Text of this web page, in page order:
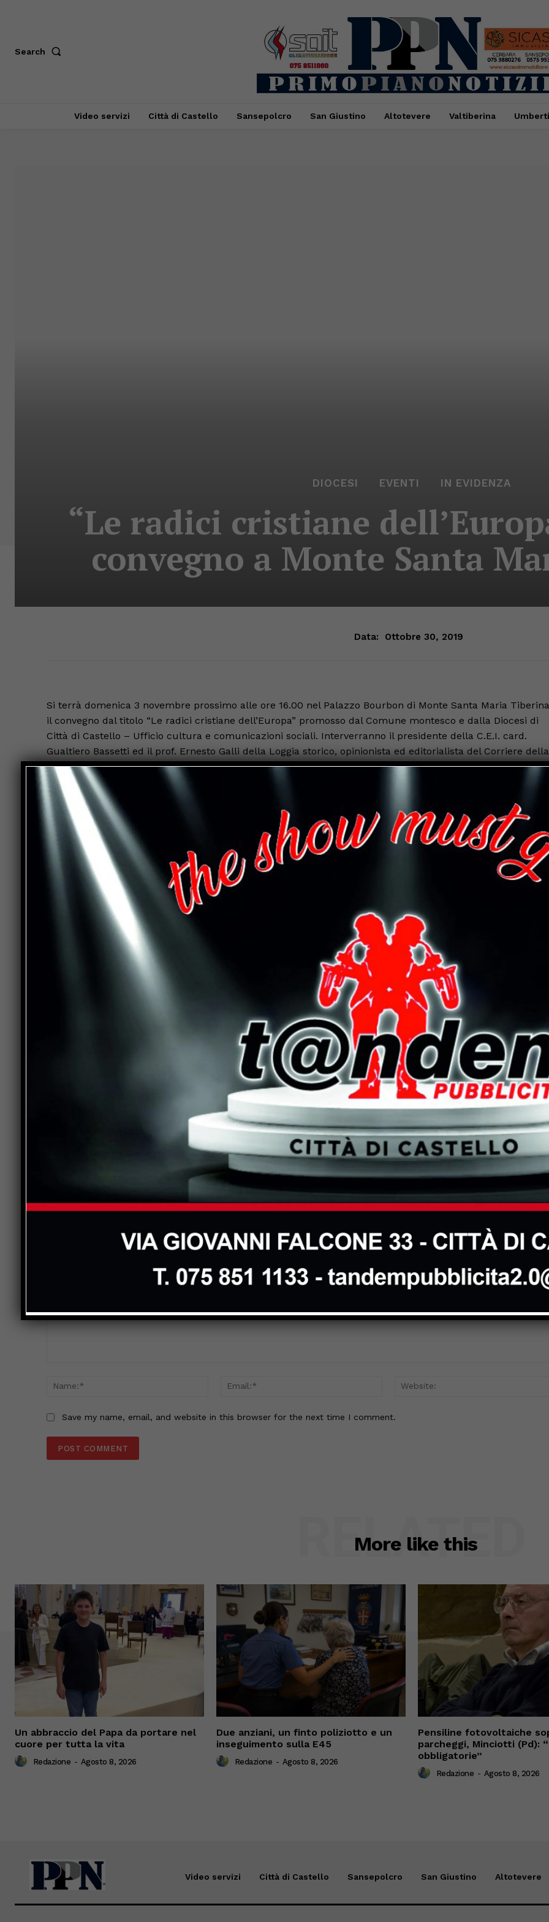
Search
Video servizi Città di Castello Sansepolcro San Giustino Altotevere Valtiberina
DIOCESI EVENTI IN EVIDENZA
“Le radici cristiane
convegno a Monte Santa
Data: Ottobre 30, 2019
Si terrà domenica 3 novembre prossimo alle ore 16.00 nel Palazzo Bourbon di Monte Santa Maria Tiberina
il convegno dal titolo “Le radici cristiane dell’Europa” promosso dal Comune montesco e dalla Diocesi di
Città di Castello – Ufficio cultura e comunicazioni sociali. Interverranno il presidente della C.E.I. card.
Gualtiero Bassetti ed il prof. Ernesto Galli della Loggia storico, opinionista ed editorialista del Corriere della
Sera. A portare i saluti il sindaco Letizia Michelini ed il Vescovo della Diocesi tifernate S. E. Domenico
Cancian. A condurre i lavori il giornalista Massimo Zangarelli.
La giornata si aprirà alle ore 11.00 dove nella Chiesa di Santa Maria Assunta verrà celebrata la Santa
presieduta dal Cardinale al termine della quale seguirà un momento di fraternità con la comunità
locale, guidato dal parroco don Adrian Barsan. L’appuntamento da tempo caldeggiato vuole offrire uno
spunto di riflessione su di un tema di portata continentale che trova la sua ragion d’essere proprio nella
tradizione religiosa del territorio alto tiberino,la cui devozione popolare culminava proprio nel giovedì
festivo dell’Ascensione, con ulteriori importanti riflessi di natura socio-antropologica a partire dalla
memoria collettiva.
L’intento è quello di stimolare la riflessione sul tema delle radici spirituali dell’Europa, per evitare
strumentalizzazioni e al di là di ogni divisione politica o confessionale. Un’occasione di assoluto rilievo per
approfondire sotto il profilo squisitamente culturale le tematiche della identità cristiana e della memoria
collettiva come presupposto dei valori di tolleranza e accoglienza della diversità.
Al termine del convegno sarà possibile visitare la mostra dal titolo “Contenitore& Contenuto” di Saverio
Mercati che consentirà un ulteriore approfondimento dei temi della giornata; l’esposizione avrà luogo
sale del Castello a piano terra nelle quali si terrà un aperitivo conviviale.
Per informazioni: Museo diocesano di Città di Castello, Catia Cecchetti 075 8554705
VI Edizione – Autunno 2019
presenta, HOTEL MIRAMARE
Next article
Aggiornamento dell’albo degli
scrutatori di seggio elettorali, le
entro il 30 novembre
Name:*
Email:*
Save my name, email, and website in this browser for the next time I comment.
More like this
RELATED
Un abbraccio del Papa da portare nel
cuore per tutta la vita
Redazione - Agosto 8, 2026
Due anziani, un finto poliziotto e un
inseguimento sulla E45
Redazione - Agosto 8, 2026
Pensiline fotovoltaiche
parcheggi, Minciotti (Pd):
obbligatorie”
Redazione - Agosto 8, 2026
Video servizi Città di Castello Sansepolcro San Giustino Altotevere